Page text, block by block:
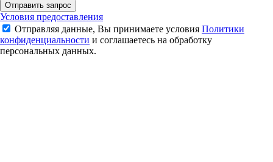
Кроссовки для бадминтона Yonex Infinity 2 (Black)
17 993 ₽
23 990 ₽
Отправить запрос
Условия предоставления
Отправляя данные, Вы принимаете условия Политики
конфиденциальности и соглашаетесь на обработку
персональных данных.